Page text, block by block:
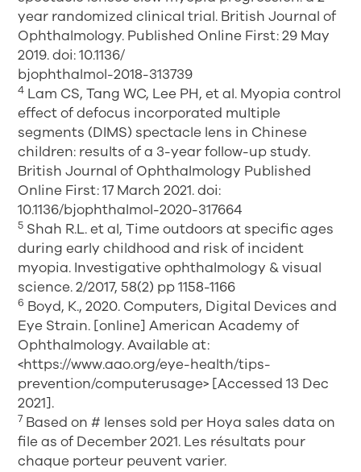
year randomized clinical trial. British Journal of
Ophthalmology. Published Online First: 29 May
2019. doi: 10.1136/
bjophthalmol-2018-313739
4 Lam CS, Tang WC, Lee PH, et al. Myopia control
effect of defocus incorporated multiple
segments (DIMS) spectacle lens in Chinese
children: results of a 3-year follow-up study.
British Journal of Ophthalmology Published
Online First: 17 March 2021. doi:
10.1136/bjophthalmol-2020-317664
5 Shah R.L. et al, Time outdoors at specific ages
during early childhood and risk of incident
myopia. Investigative ophthalmology & visual
science. 2/2017, 58(2) pp 1158-1166
6 Boyd, K., 2020. Computers, Digital Devices and
Eye Strain. [online] American Academy of
Ophthalmology. Available at:
<https://www.aao.org/eye-health/tips-
prevention/computerusage> [Accessed 13 Dec
2021].
7 Based on # lenses sold per Hoya sales data on
file as of December 2021. Les résultats pour
chaque porteur peuvent varier.